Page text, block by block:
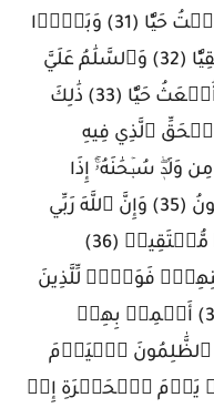
وَأَوۡصَٰنِي بِٱلصَّلَوٰةِ وَٱلزَّكَوٰةِ مَا دُمۡتُ حَيّٗا (31) وَبَرَّۢا
بِوَٰلِدَتِي وَلَمۡ يَجۡعَلۡنِي جَبَّارٗا شَقِيّٗا (32) وَٱلسَّلَٰمُ عَلَيَّ
يَوۡمَ وُلِدتُّ وَيَوۡمَ أَمُوتُ وَيَوۡمَ أُبۡعَثُ حَيّٗا (33) ذَٰلِكَ
ٱلَّذِي فِيهِ
مِن وَلَدٖۖ سُبۡحَٰنَهُۥٓۚ إِذَا
قَضَىٰٓ أَمۡرٗا فَإِنَّمَا يَقُولُ لَهُۥ كُن فَيَكُونُ (35) وَإِنَّ ٱللَّهَ رَبِّي
وَرَبُّكُمۡ فَٱعۡبُدُوهُۚ هَٰذَا صِرَٰطٞ مُّسۡتَقِيمٞ (36)
فَوَيۡلٞ لِّلَّذِينَ
كَفَرُواْ مِن مَّشۡهَدِ يَوۡمٍ عَظِيمٍ (37) أَسۡمِعۡ بِهِمۡ
ٱلۡيَوۡمَ
وَأَنذِرۡهُمۡ يَوۡمَ ٱلۡحَسۡرَةِ إِذۡ